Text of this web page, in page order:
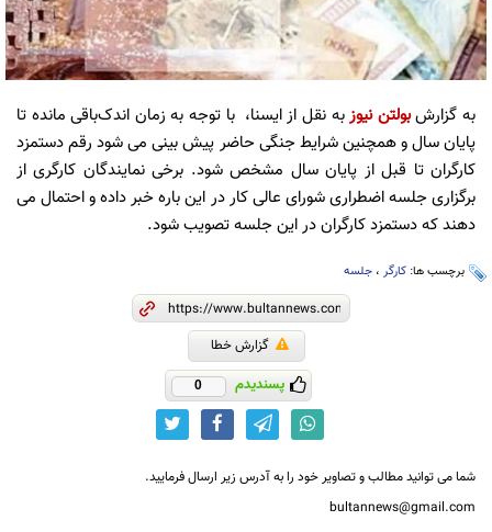
به گزارشبولتن نیوزبه نقل از ایسنا، با توجه به زمان اندک‌باقی مانده تا
پایان سال و همچنین شرایط جنگی حاضر پیش بینی می شود رقم دستمزد
کارگران تا قبل از پایان سال مشخص شود. برخی نمایندگان کارگری از
برگزاری جلسه اضطراری شورای عالی کار در این باره خبر داده و احتمال می
دهند که دستمزد کارگران در این جلسه تصویب شود.
برچسب ها: کارگر ، جلسه
گزارش خطا
پسندیدم 0
شما می توانید مطالب و تصاویر خود را به آدرس زیر ارسال فرمایید.
bultannews@gmail.com